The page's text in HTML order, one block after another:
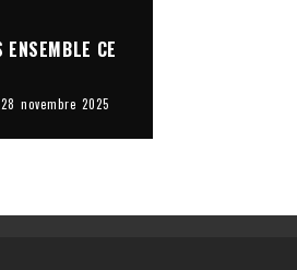
ENSEMBLE CE
28 novembre 2025